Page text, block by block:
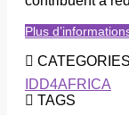
Plus
CATEGORIES
IDD4AFRICA
TAGS